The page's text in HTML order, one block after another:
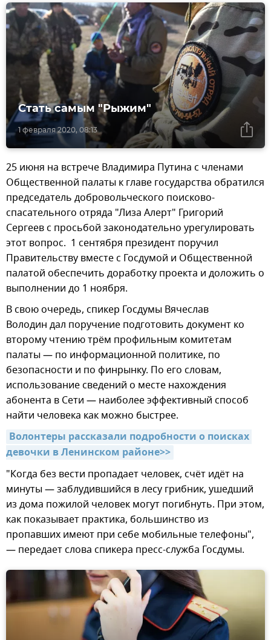
1 февраля 2020, 08:13
Стать самым "Рыжим"
25 июня на встрече Владимира Путина с членами
Общественной палаты к главе государства обратился
председатель добровольческого поисково-
спасательного отряда "Лиза Алерт" Григорий
Сергеев с просьбой законодательно урегулировать
этот вопрос. 1 сентября президент поручил
Правительству вместе с Госдумой и Общественной
палатой обеспечить доработку проекта и доложить о
выполнении до 1 ноября.
В свою очередь, спикер Госдумы Вячеслав
Володин дал поручение подготовить документ ко
второму чтению трём профильным комитетам
палаты — по информационной политике, по
безопасности и по финрынку. По его словам,
использование сведений о месте нахождения
абонента в Сети — наиболее эффективный способ
найти человека как можно быстрее.
Волонтеры рассказали подробности о поисках
девочки в Ленинском районе>>
"Когда без вести пропадает человек, счёт идёт на
минуты — заблудившийся в лесу грибник, ушедший
из дома пожилой человек могут погибнуть. При этом,
как показывает практика, большинство из
пропавших имеют при себе мобильные телефоны",
— передает слова спикера пресс-служба Госдумы.